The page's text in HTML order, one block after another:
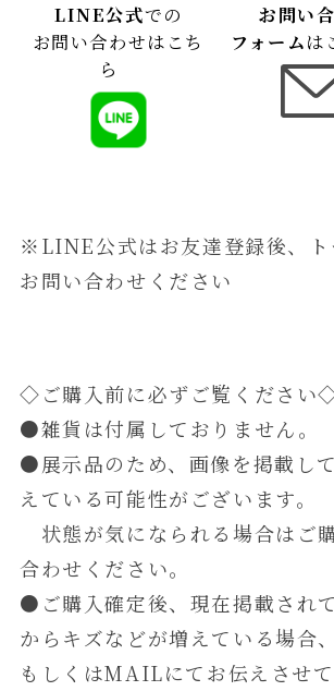
LINE公式での
お問い合わせはこち
ら
お問い
フォームは
※LINE公式はお友達登録後、ト
お問い合わせください
◇ご購入前に必ずご覧ください
●雑貨は付属しておりません。
●展示品のため、画像を掲載し
えている可能性がございます。
状態が気になられる場合はご
合わせください。
●ご購入確定後、現在掲載され
からキズなどが増えている場合
もしくはMAILにてお伝えさせ